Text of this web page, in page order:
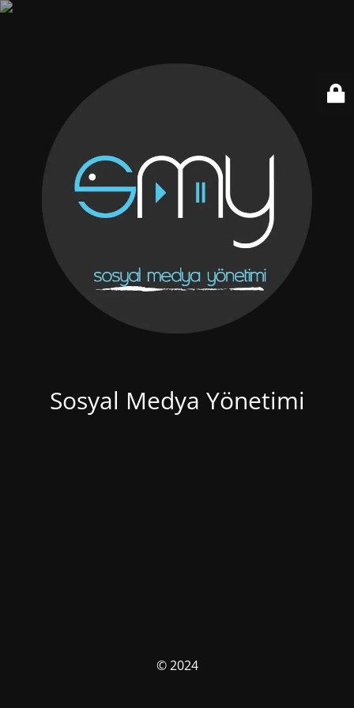
Sosyal Medya Yönetimi
© 2024